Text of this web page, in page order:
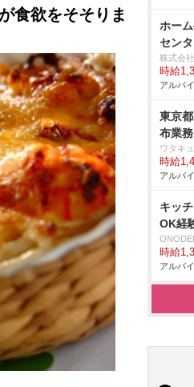
食欲をそそりま
ホー
セン
株式会
時給
アルバ
東京
布業務
ワタキ
時給
アルバ
キッ
OK経
時給
アルバ